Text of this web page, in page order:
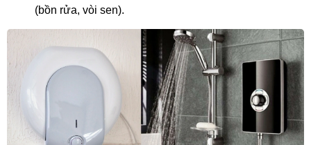
(bồn rửa, vòi sen).